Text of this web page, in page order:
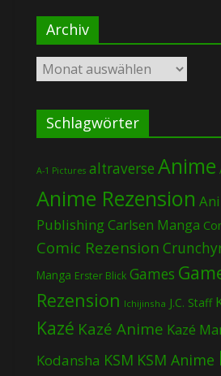
Archiv
Archiv
Schlagwörter
A-1 Pictures altraverse Anime
Anime Rezension
PublishingCarlsen Manga
Comic Rezension
Manga Erster Blick Games
Rezension Ichijinsha J.C. Staff
Kazé Kazé Anime Kazé
Kodansha KSM KSM Anime